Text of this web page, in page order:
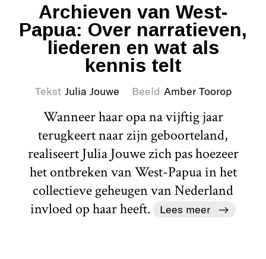
Archieven van West-
Papua: Over narratieven,
liederen en wat als
kennis telt
Tekst Julia Jouwe Beeld Amber Toorop
Wanneer haar opa na vijftig jaar
terugkeert naar zijn geboorteland,
realiseert Julia Jouwe zich pas hoezeer
het ontbreken van West-Papua in het
collectieve geheugen van Nederland
invloed op haar heeft.
Lees meer